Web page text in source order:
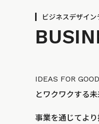
ビジネスデザイン
IDEAS FOR
とワクワクする
事業を通じてよ